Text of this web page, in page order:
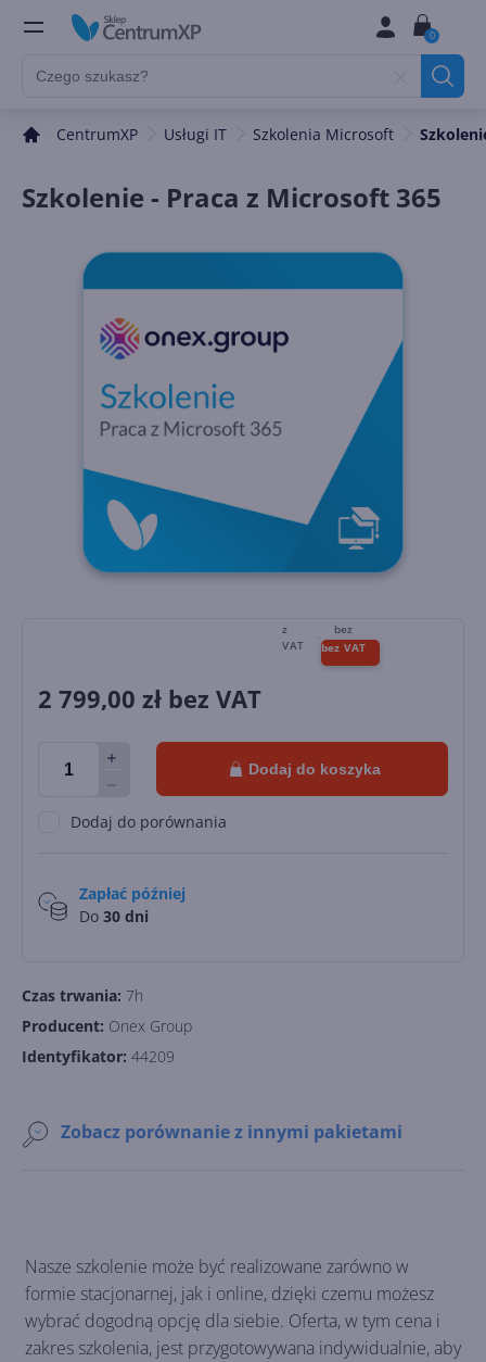
0
CentrumXP Usługi IT Szkolenia Microsoft
Szkolenie - Praca z Microsoft 365
2 799,00 zł bez VAT
Dodaj do koszyka
Dodaj do porównania
Zapłać później
Do 30 dni
Czas trwania: 7h
Producent: Onex Group
Identyfikator: 44209
Zobacz porównanie z innymi pakietami
Nasze szkolenie może być realizowane zarówno w
formie stacjonarnej, jak i online, dzięki czemu możesz
wybrać dogodną opcję dla siebie. Oferta, w tym cena i
zakres szkolenia, jest przygotowywana indywidualnie, aby